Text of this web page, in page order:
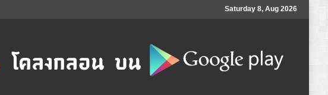
Saturday 8, Aug 2026